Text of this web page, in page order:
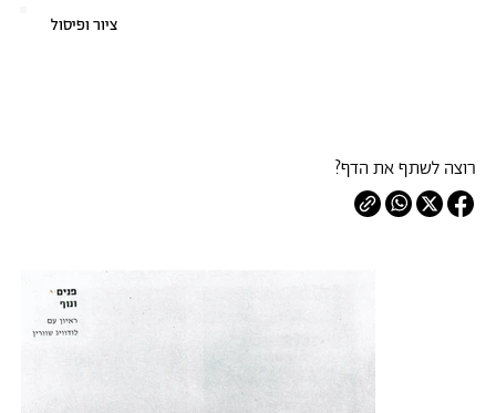
ציור ופיסול
רוצה לשתף את הדף?